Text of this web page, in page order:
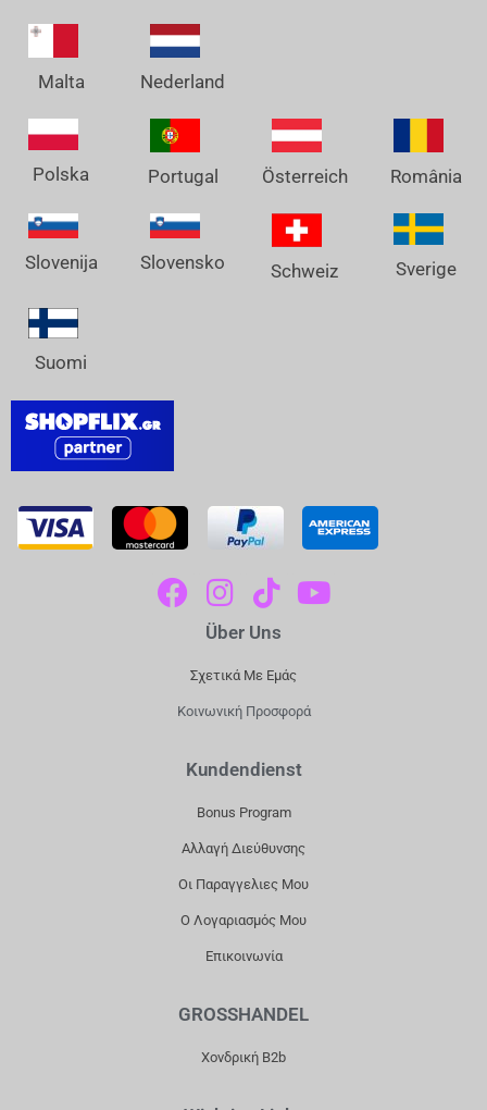
Malta Nederland
Polska Portugal Österreich România
Slovenija Slovensko Schweiz Sverige
Suomi
F
A
B
O
I
N
S
T
A
R
M
T
I
K
T
O
Y
O
Über Uns
Σχετικά Με Εμάς
Κοινωνική Προσφορά
Kundendienst
Bonus Program
Αλλαγή Διεύθυνσης
Οι Παραγγελιες Μου
Ο Λογαριασμός Μου
Επικοινωνία
GROSSHANDEL
Χονδρική B2b